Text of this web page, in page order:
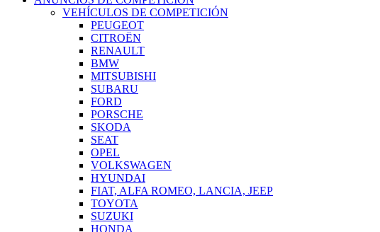
VEHÍCULOS DE COMPETICIÓN
PEUGEOT
CITROËN
RENAULT
BMW
MITSUBISHI
SUBARU
FORD
PORSCHE
SKODA
SEAT
OPEL
VOLKSWAGEN
HYUNDAI
FIAT, ALFA ROMEO, LANCIA, JEEP
TOYOTA
SUZUKI
HONDA